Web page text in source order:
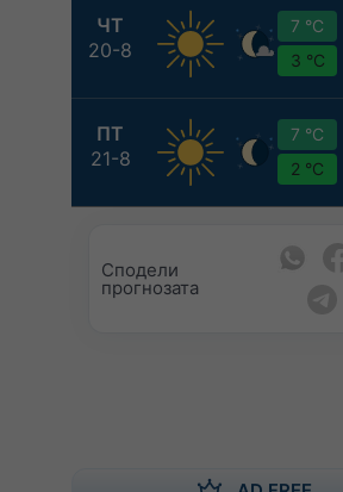
ЧТ
20-8
7 °C
3 °C
ПТ
21-8
7 °C
2 °C
Сподели
прогнозата